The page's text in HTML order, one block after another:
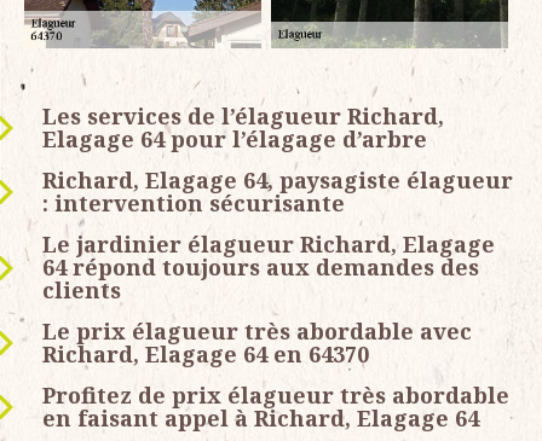
Les services de l’élagueur Richard,
Elagage 64 pour l’élagage d’arbre
Richard, Elagage 64, paysagiste élagueur
: intervention sécurisante
Le jardinier élagueur Richard, Elagage
64 répond toujours aux demandes des
clients
Le prix élagueur très abordable avec
Richard, Elagage 64 en 64370
Profitez de prix élagueur très abordable
en faisant appel à Richard, Elagage 64